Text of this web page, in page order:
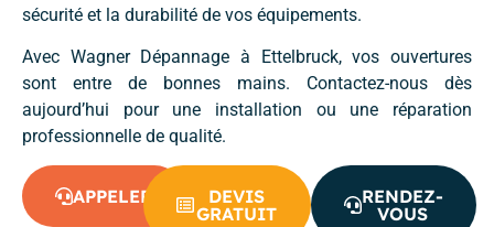
sécurité et la durabilité de vos équipements.
Avec Wagner Dépannage à Ettelbruck, vos ouvertures
sont entre de bonnes mains. Contactez-nous dès
aujourd’hui pour une installation ou une réparation
professionnelle de qualité.
APPELER
DEVIS
GRATUIT
RENDEZ-
VOUS